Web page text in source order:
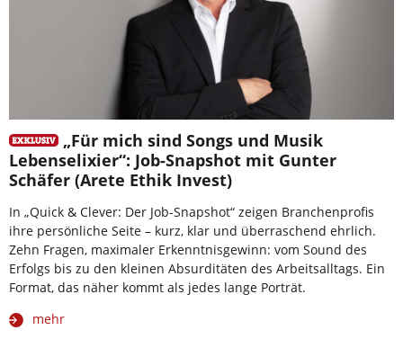
„Für mich sind Songs und Musik
Lebenselixier“: Job-Snapshot mit Gunter
Schäfer (Arete Ethik Invest)
In „Quick & Clever: Der Job-Snapshot“ zeigen Branchenprofis
ihre persönliche Seite – kurz, klar und überraschend ehrlich.
Zehn Fragen, maximaler Erkenntnisgewinn: vom Sound des
Erfolgs bis zu den kleinen Absurditäten des Arbeitsalltags. Ein
Format, das näher kommt als jedes lange Porträt.
mehr